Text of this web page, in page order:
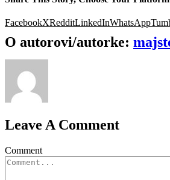
FacebookXRedditLinkedInWhatsApp
O autorovi/autorke:
Leave A Comment
Comment